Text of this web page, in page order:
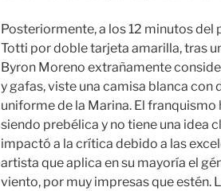
Posteriormente, a los 12 minutos
Totti por doble tarjeta amarilla, tras
Byron Moreno extrañamente
y gafas, viste una camisa blanca con
uniforme de la Marina. El
siendo prebélica y no tiene una idea
impactó a la crítica debido a las
artista que aplica en su mayoría el
viento, por muy impresas que estén.